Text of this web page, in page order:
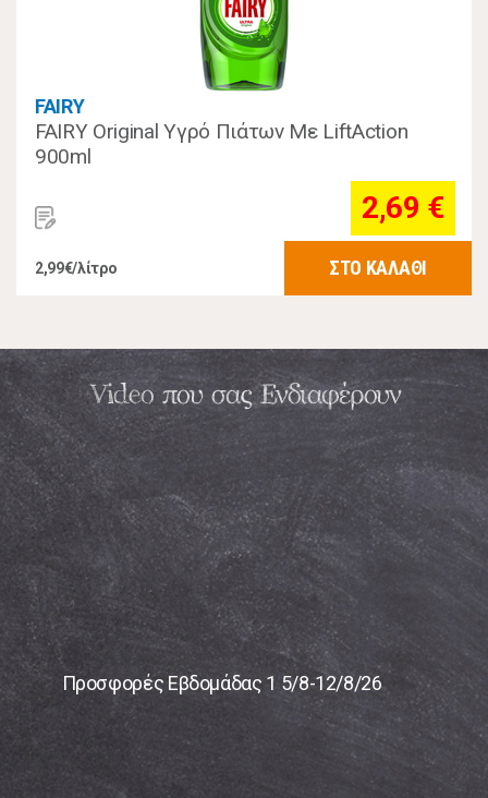
FAIRY
FAIRY Original Υγρό Πιάτων Με LiftAction
900ml
2,69 €
2,99€/λίτρο ΣΤΟ ΚΑΛΑΘΙ
Video που σας Ενδιαφέρουν
Προσφορές Εβδομάδας 1 5/8-12/8/26